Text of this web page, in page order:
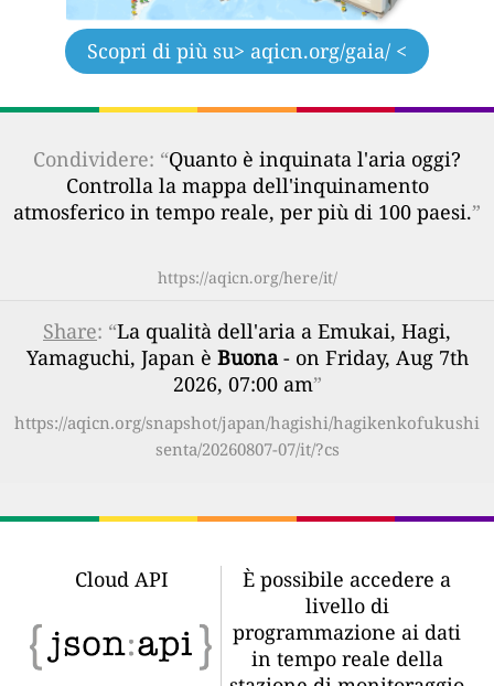
Scopri di più su> aqicn.org/gaia/ <
Condividere: “Quanto è inquinata l'aria oggi?
Controlla la mappa dell'inquinamento
atmosferico in tempo reale, per più di 100 paesi.”
https://aqicn.org/here/it/
Share: “La qualità dell'aria a Emukai, Hagi,
Yamaguchi, Japan è Buona- on Friday, Aug 7th
2026, 07:00 am”
https://aqicn.org/snapshot/japan/hagishi/hagikenkofukushi
senta/20260807-07/it/?cs
Cloud API
È possibile accedere a
livello di
programmazione ai dati
in tempo reale della